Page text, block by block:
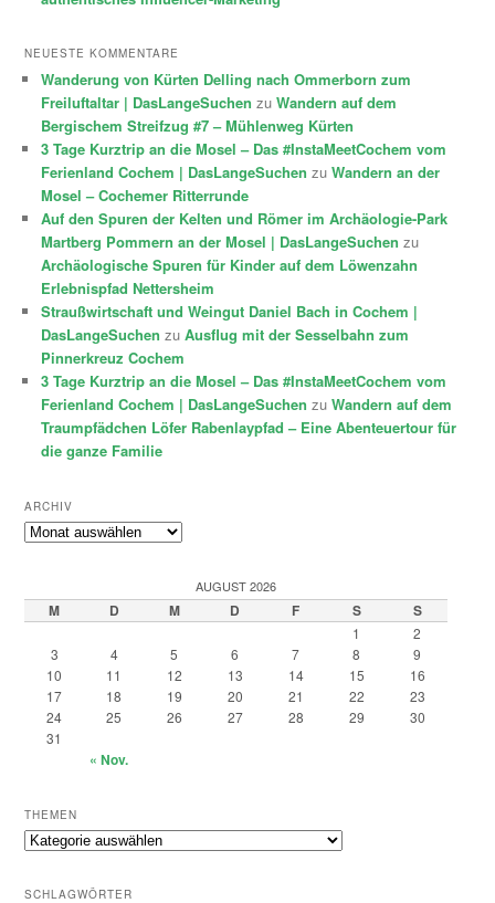
NEUESTE KOMMENTARE
Wanderung von Kürten Delling nach Ommerborn zum
Freiluftaltar | DasLangeSuchen zuWandern auf dem
Bergischem Streifzug #7 – Mühlenweg Kürten
3 Tage Kurztrip an die Mosel – Das #InstaMeetCochem vom
Ferienland Cochem | DasLangeSuchen zuWandern an der
Mosel – Cochemer Ritterrunde
Auf den Spuren der Kelten und Römer im Archäologie-Park
Martberg Pommern an der Mosel | DasLangeSuchen zu
Archäologische Spuren für Kinder auf dem Löwenzahn
Erlebnispfad Nettersheim
Straußwirtschaft und Weingut Daniel Bach in Cochem |
DasLangeSuchen zuAusflug mit der Sesselbahn zum
Pinnerkreuz Cochem
3 Tage Kurztrip an die Mosel – Das #InstaMeetCochem vom
Ferienland Cochem | DasLangeSuchen zuWandern auf dem
Traumpfädchen Löfer Rabenlaypfad – Eine Abenteuertour für
die ganze Familie
ARCHIV
Archiv
AUGUST 2026
M D M D F S S
1
2
3
4 5 6 7 8
9
10
11 12 13 14 15
16
17
18 19 20 21 22
23
24
25 26 27 28 29
30
31
« Nov.
THEMEN
Themen
SCHLAGWÖRTER